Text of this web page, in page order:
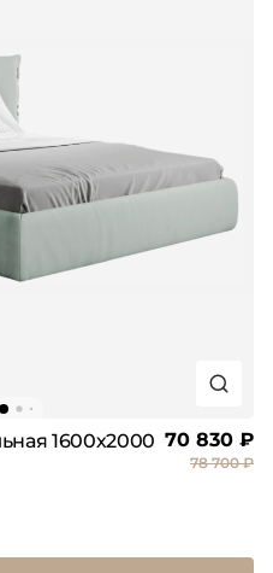
1600х2000 70 830 ₽
78 700 ₽